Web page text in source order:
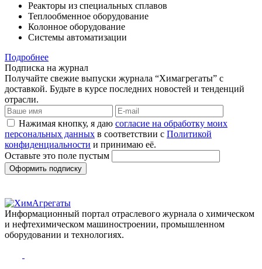
Реакторы из специальных сплавов
Теплообменное оборудование
Колонное оборудование
Системы автоматизации
Подробнее
Подписка на журнал
Получайте свежие выпуски журнала “Химагрегаты” с
доставкой. Будьте в курсе последних новостей и тенденций
отрасли.
Нажимая кнопку, я даю согласие на обработку моих
персональных данных в соответствии с Политикой
конфиденциальности и принимаю её.
Оставьте это поле пустым
Оформить подписку
Информационный портал отраслевого журнала о химическом
и нефтехимическом машиностроении, промышленном
оборудовании и технологиях.